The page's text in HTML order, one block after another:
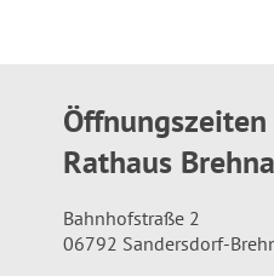
Rathaus Brehna
Bahnhofstraße 2
06792 Sandersdorf-